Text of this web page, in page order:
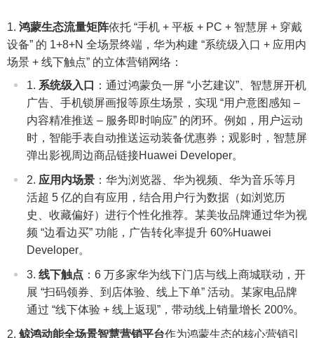
鸿蒙生态流量矩阵依托 “手机 + 平板 + PC + 智慧屏 + 穿戴
设备” 的 1+8+N 全场景终端，华为构建 “系统级入口 + 应用内
场景 + 线下触点” 的立体营销网络：
系统级入口
：通过鸿蒙负一屏 “小艺建议”、智慧屏开机
广告、手机锁屏画报等原生场景，实现 “用户意图感知 –
内容精准推送 – 服务即时响应” 的闭环。例如，用户运动
时，智能手表自动推送运动装备优惠券；观影时，智慧屏
弹出影视周边商品链接Huawei Developer。
应用内场景 ：华为浏览器、华为视频、华为音乐等月
活超 5 亿的自有应用，结合用户行为数据（如浏览历
史、收藏偏好）进行个性化推荐。某美妆品牌通过华为视
频 “边看边买” 功能，广告转化率提升 60%Huawei
Developer。
线下触点 ：6 万多家华为线下门店与线上商城联动，开
展 “扫码领券、到店体验、线上下单” 活动。某家电品牌
通过 “线下体验 + 线上返现”，带动线上销量增长 200%。
鲸鸿动能全场景智慧营销平台作为鸿蒙生态的核心营销引